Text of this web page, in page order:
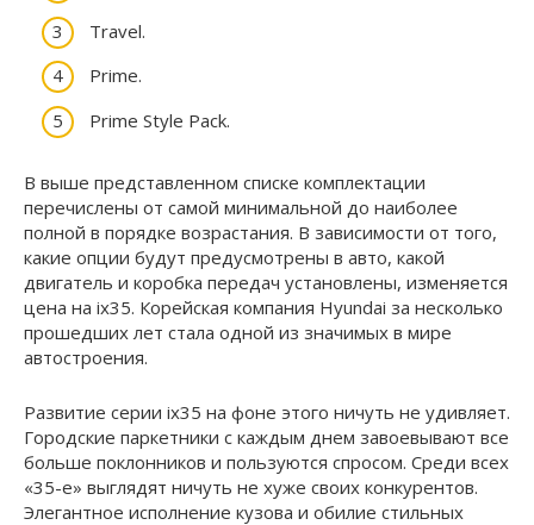
Travel.
Prime.
Prime Style Pack.
В выше представленном списке комплектации
перечислены от самой минимальной до наиболее
полной в порядке возрастания. В зависимости от того,
какие опции будут предусмотрены в авто, какой
двигатель и коробка передач установлены, изменяется
цена на ix35. Корейская компания Hyundai за несколько
прошедших лет стала одной из значимых в мире
автостроения.
Развитие серии ix35 на фоне этого ничуть не удивляет.
Городские паркетники с каждым днем завоевывают все
больше поклонников и пользуются спросом. Среди всех
«35-е» выглядят ничуть не хуже своих конкурентов.
Элегантное исполнение кузова и обилие стильных